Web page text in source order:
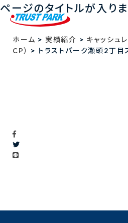
ページのタイトルが入り
ホーム > 実績紹介 > キャッシュ
CP） > トラストパーク瀬頭2丁目